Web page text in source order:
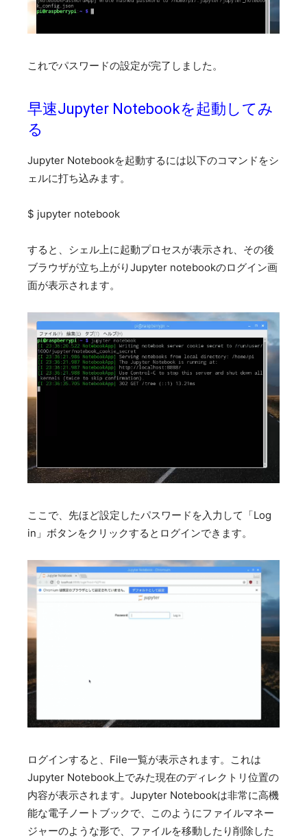
これでパスワードの設定が完了しました。
早速Jupyter Notebookを起動してみ
る
Jupyter Notebookを起動するには以下のコマンドをシ
ェルに打ち込みます。
$ jupyter notebook
すると、シェル上に起動プロセスが表示され、その後
ブラウザが立ち上がりJupyter notebookのログイン画
面が表示されます。
ここで、先ほど設定したパスワードを入力して「Log
in」ボタンをクリックするとログインできます。
ログインすると、File一覧が表示されます。これは
Jupyter Notebook上でみた現在のディレクトリ位置の
内容が表示されます。Jupyter Notebookは非常に高機
能な電子ノートブックで、このようにファイルマネー
ジャーのような形で、ファイルを移動したり削除した